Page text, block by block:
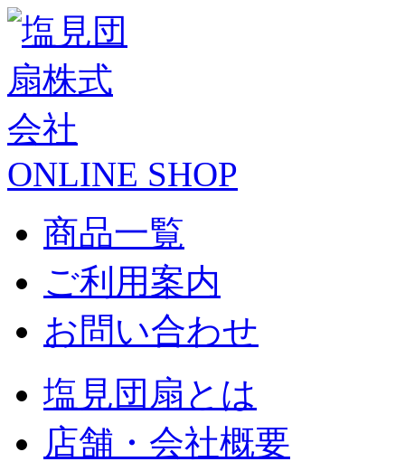
ONLINE SHOP
商品一覧
ご利用案内
お問い合わせ
塩見団扇とは
店舗・会社概要